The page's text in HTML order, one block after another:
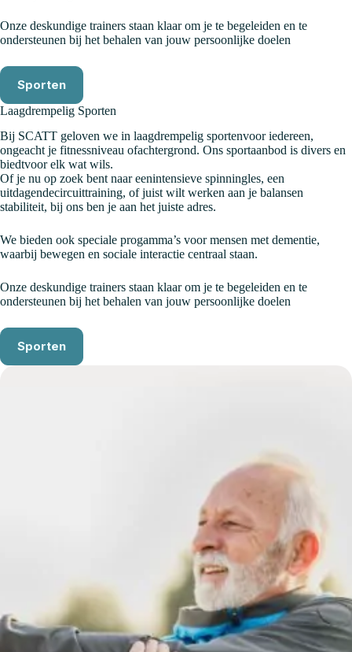
Onze deskundige trainers staan klaar om je te begeleiden en te
ondersteunen bij het behalen van jouw persoonlijke doelen
Sporten
Laagdrempelig Sporten
Bij SCATT geloven we in laagdrempelig sportenvoor iedereen,
ongeacht je fitnessniveau ofachtergrond. Ons sportaanbod is divers en
biedtvoor elk wat wils.
Of je nu op zoek bent naar eenintensieve spinningles, een
uitdagendecircuittraining, of juist wilt werken aan je balansen
stabiliteit, bij ons ben je aan het juiste adres.
We bieden ook speciale progamma’s voor mensen met dementie,
waarbij bewegen en sociale interactie centraal staan.
Onze deskundige trainers staan klaar om je te begeleiden en te
ondersteunen bij het behalen van jouw persoonlijke doelen
Sporten